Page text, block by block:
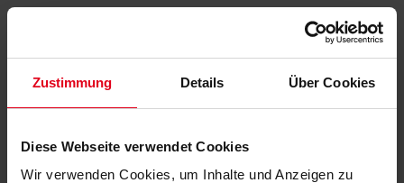
Zustimmung Details Über Cookies
Diese Webseite verwendet Cookies
Wir verwenden Cookies, um Inhalte und Anzeigen zu